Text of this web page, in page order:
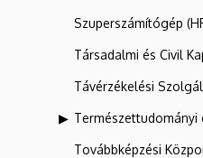
Szuperszámítógép
Társadalmi és Civil
Távérzékelési
Természettudományi
Továbbképzési